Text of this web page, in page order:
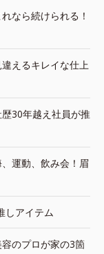
なら続けられる！
えるキレイな仕上
30年越え社員が推
運動、飲み会！眉
しアイテム
のプロが家の3箇